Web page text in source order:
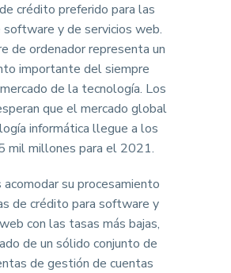
crédito preferido para las
y de servicios web.
de ordenador representa un
importante del siempre
de la tecnología. Los
que el mercado global
informática llegue a los
mil millones para el 2021.
su procesamiento
de crédito para software y
con las tasas más bajas,
de un sólido conjunto de
de gestión de cuentas